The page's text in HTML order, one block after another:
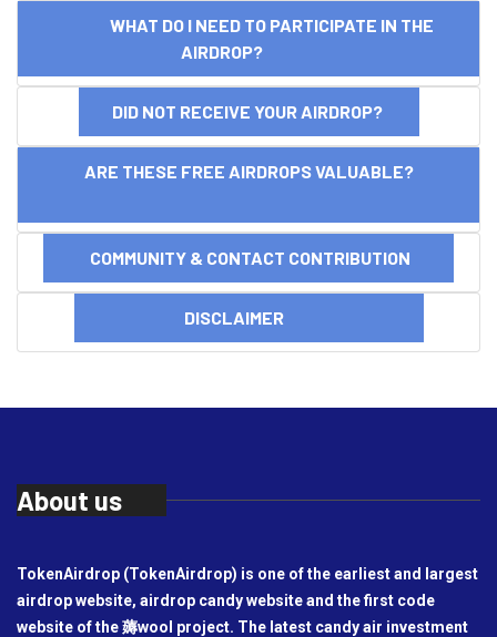
WHAT DO I NEED TO PARTICIPATE IN THE
AIRDROP?
DID NOT RECEIVE YOUR AIRDROP?
ARE THESE FREE AIRDROPS VALUABLE?
COMMUNITY & CONTACT CONTRIBUTION
DISCLAIMER
About us
TokenAirdrop (TokenAirdrop) is one of the earliest and largest
airdrop website, airdrop candy website and the first code
website of the 薅wool project. The latest candy air investment